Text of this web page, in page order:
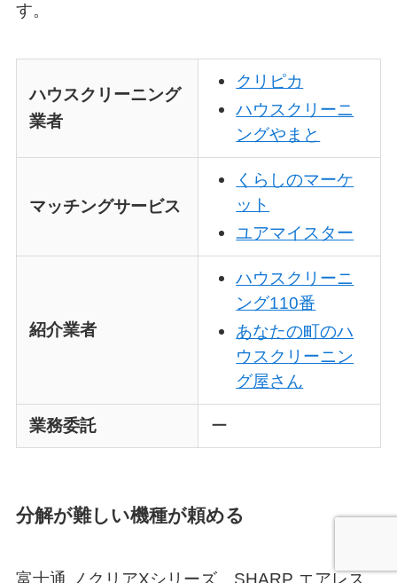
す。
ハウスクリーニング
業者
クリピカ
ハウスクリーニ
ングやまと
マッチングサービス
くらしのマーケ
ット
ユアマイスター
紹介業者
ハウスクリーニ
ング110番
あなたの町のハ
ウスクリーニン
グ屋さん
業務委託 ー
分解が難しい機種が頼める
富士通 ノクリアXシリーズ、SHARP エアレス